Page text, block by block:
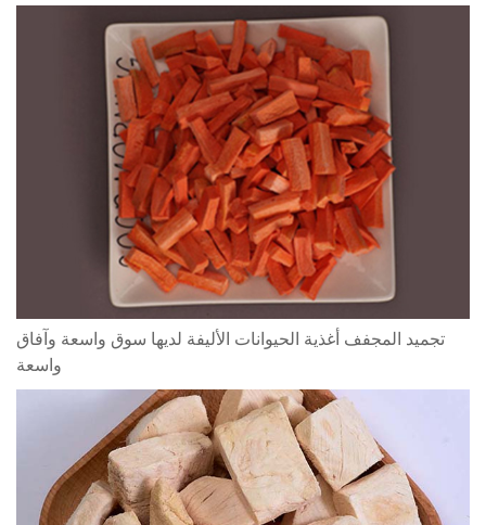
تجميد المجفف أغذية الحيوانات الأليفة لديها سوق واسعة وآفاق
واسعة